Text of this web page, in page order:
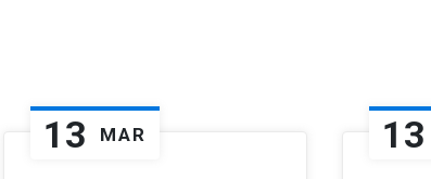
13 MAR 13